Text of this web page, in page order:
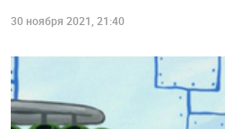
30 ноября 2021, 21:40